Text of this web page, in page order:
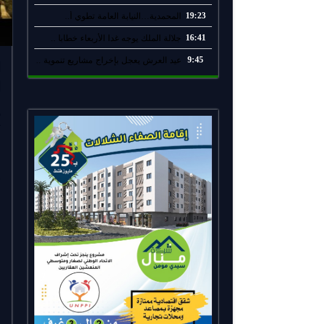
19:23 المحمدية…النيابة العامة تطوي أ..
16:41 جلالة الملك يوجه غدا الأربعاء خطابا ..
9:45 عيد العرش يعجل بإخراج مشاريع تنموية ..